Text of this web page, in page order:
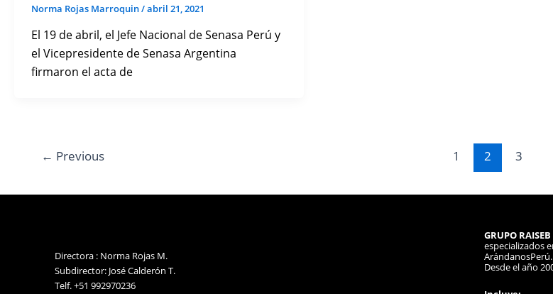
Norma Rojas Marroquin/abril 21, 2021
El 19 de abril, el Jefe Nacional de Senasa Perú y
el Vicepresidente de Senasa Argentina
firmaron el acta de
← Previous 1 2 3
Directora : Norma Rojas M.
Subdirector: José Calderón T.
Telf. +51 992970236
GRUPO RAISEB
especializados
Desde el año